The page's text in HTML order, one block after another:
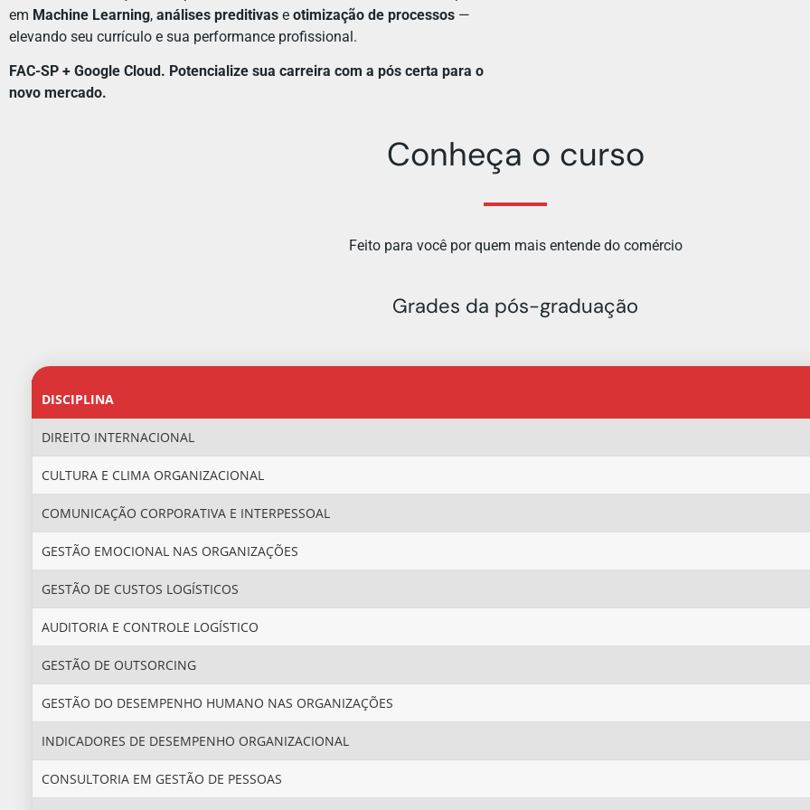
em Machine Learning, análises preditivas e otimização de processos —
elevando seu currículo e sua performance profissional.
FAC-SP + Google Cloud. Potencialize sua carreira com a pós certa para o
novo mercado.
Conheça o curso
Feito para você por quem mais entende do comércio
Grades da pós-graduação
DISCIPLINA
DIREITO INTERNACIONAL
CULTURA E CLIMA ORGANIZACIONAL
COMUNICAÇÃO CORPORATIVA E INTERPESSOAL
GESTÃO EMOCIONAL NAS ORGANIZAÇÕES
GESTÃO DE CUSTOS LOGÍSTICOS
AUDITORIA E CONTROLE LOGÍSTICO
GESTÃO DE OUTSORCING
GESTÃO DO DESEMPENHO HUMANO NAS ORGANIZAÇÕES
INDICADORES DE DESEMPENHO ORGANIZACIONAL
CONSULTORIA EM GESTÃO DE PESSOAS